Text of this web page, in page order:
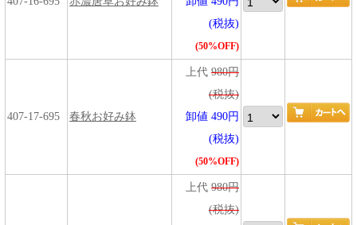
(税抜)
(50%OFF)
407-17-695 春秋お好み鉢
上代 980円
(税抜)
卸値 490円
(税抜)
(50%OFF)
上代 980円
(税抜)